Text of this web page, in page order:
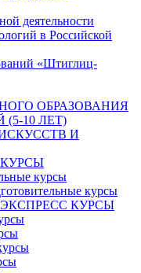
деятельности
в Российской
«Штиглиц-
ОБРАЗОВАНИЯ
10 ЛЕТ)
И
курсы
курсы
КУРСЫ